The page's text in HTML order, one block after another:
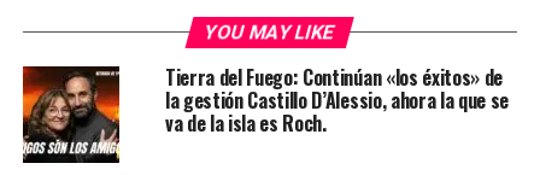
YOU MAY LIKE
Tierra del Fuego: Continúan «los éxitos» de
la gestión Castillo D’Alessio, ahora la que se
va de la isla es Roch.